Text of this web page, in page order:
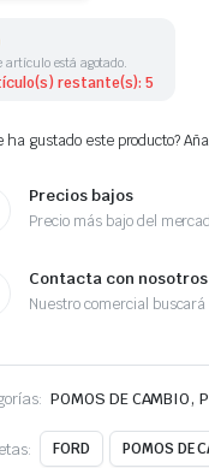
artículo está agotado.
restante(s): 5
ha gustado este producto?
Precios bajos
Precio más bajo del
Contacta con nosotros
Nuestro comercial
POMOS DE CAMBIO,
FORD POMOS DE